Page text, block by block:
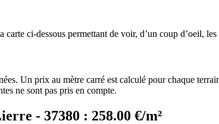
ci-dessous permettant de voir, d’un coup d’oeil,
Un prix au mètre carré est calculé pour chaque
ne sont pas pris en compte.
- 37380 : 258.00 €/m²